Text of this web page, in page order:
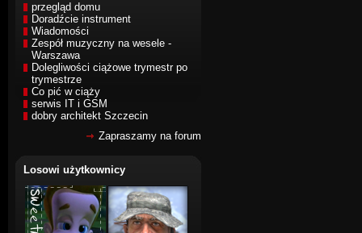
przegląd domu
Doradźcie instrument
Wiadomości
Zespół muzyczny na wesele -
Warszawa
Dolegliwości ciążowe trymestr po
trymestrze
Co pić w ciąży
serwis IT i GSM
dobry architekt Szczecin
Zapraszamy na forum
Losowi użytkownicy